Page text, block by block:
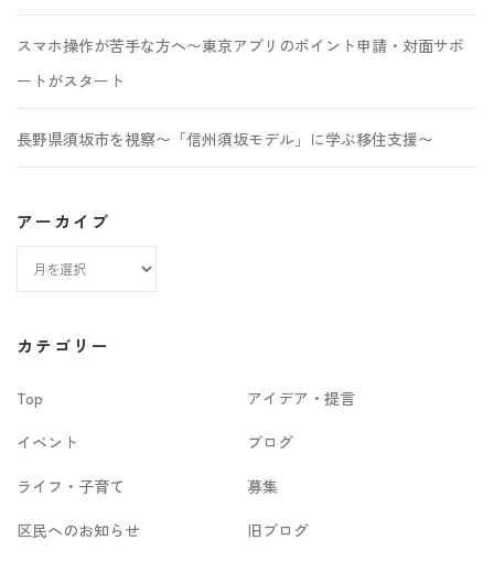
スマホ操作が苦手な方へ〜東京アプリのポイント申請・対面サポ
ートがスタート
長野県須坂市を視察〜「信州須坂モデル」に学ぶ移住支援〜
アーカイブ
カ
ブ
カテゴリー
Top
アイデア・提言
イベント
ブログ
ライフ・子育て
募集
区民へのお知らせ
旧ブログ